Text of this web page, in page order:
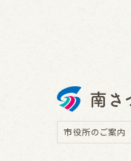
市役所のご案内